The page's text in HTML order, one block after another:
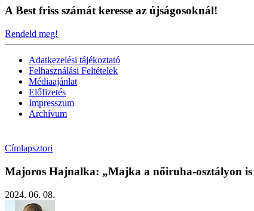
A Best friss számát keresse az újságosoknál!
Rendeld meg!
Adatkezelési tájékoztató
Felhasználási Feltételek
Médiaajánlat
Előfizetés
Impresszum
Archívum
Címlapsztori
Majoros Hajnalka: „Majka a nőiruha-osztályon
2024. 06. 08.